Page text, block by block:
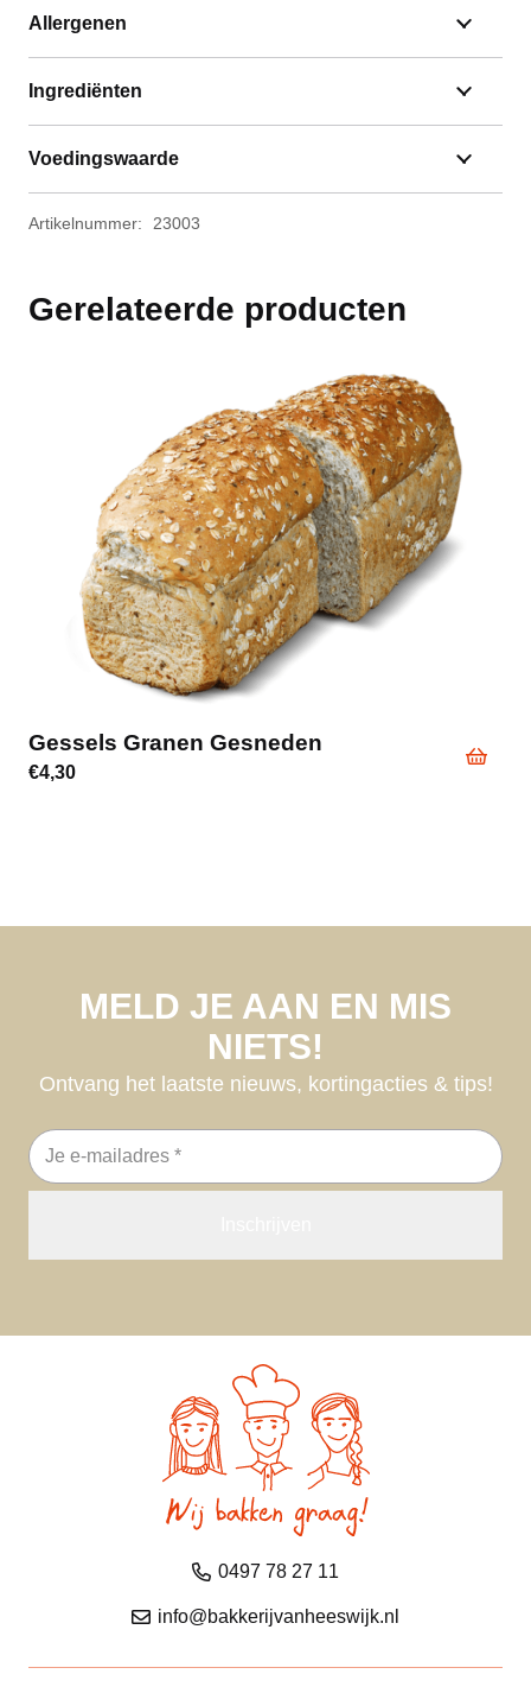
Allergenen
Ingrediënten
Voedingswaarde
Artikelnummer: 23003
Gerelateerde producten
Gessels Granen Gesneden
€4,30
MELD JE AAN EN MIS
NIETS!
Ontvang het laatste nieuws, kortingacties & tips!
E-
mailadres
0497 78 27 11
info@bakkerijvanheeswijk.nl